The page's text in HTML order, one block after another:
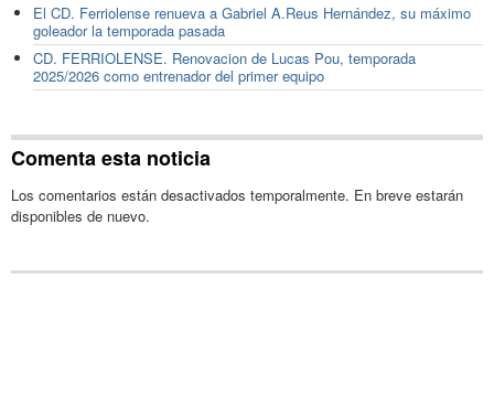
El CD. Ferriolense renueva a Gabriel A.Reus Hernández, su máximo
goleador la temporada pasada
CD. FERRIOLENSE. Renovacion de Lucas Pou, temporada
2025/2026 como entrenador del primer equipo
Comenta esta noticia
Los comentarios están desactivados temporalmente. En breve estarán
disponibles de nuevo.